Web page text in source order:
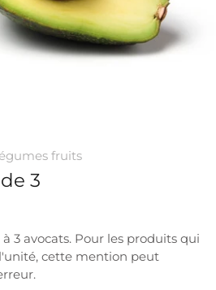
fruits
3
3 avocats. Pour les produits qui
cette mention peut